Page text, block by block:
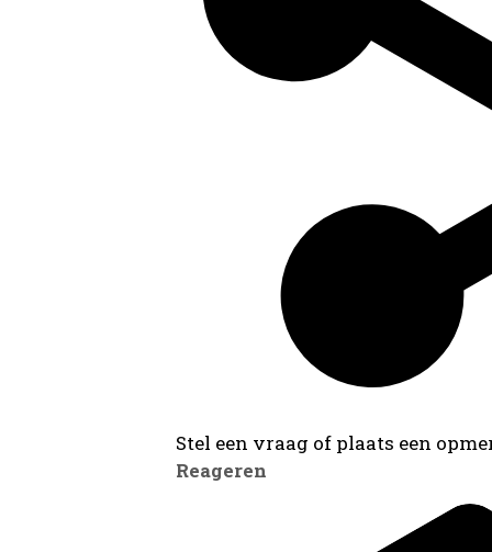
Stel een vraag of plaats een
Reageren